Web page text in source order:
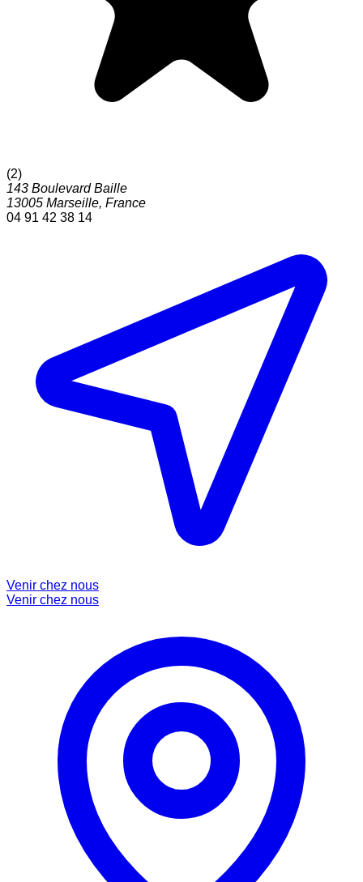
(2)
143 Boulevard Baille
13005 Marseille, France
04 91 42 38 14
Venir chez nous
Venir chez nous